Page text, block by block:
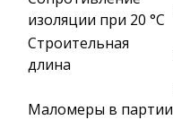
изоляции при 20 °С
Строительная
длина
Маломеры в партии